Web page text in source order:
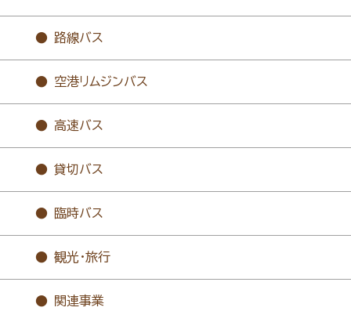
路線バス
空港リムジンバス
高速バス
貸切バス
臨時バス
観光・旅行
関連事業